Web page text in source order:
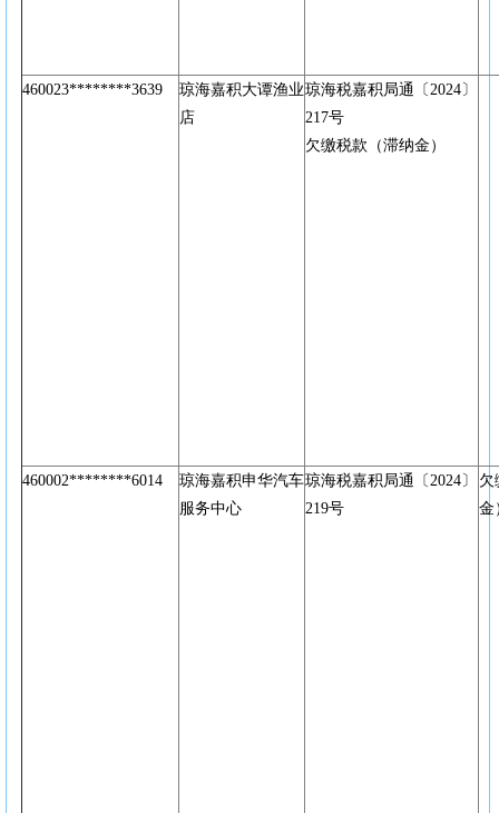
460023********3639
琼海嘉积大谭渔业
店
琼海税嘉积局通〔2024〕
217号
欠缴税款（滞纳金）
460002********6014
琼海嘉积申华汽车
服务中心
琼海税嘉积局通〔2024〕
219号
欠
金